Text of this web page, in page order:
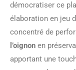
démocratiser ce
élaboration en jeu
concentré de
l’oignon en
apportant une